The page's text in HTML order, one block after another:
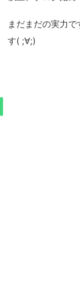
まだまだの実力
す( ;∀;)